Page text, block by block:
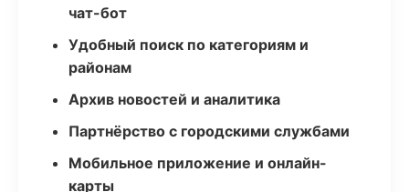
чат-бот
Удобный поиск по категориям и
районам
Архив новостей и аналитика
Партнёрство с городскими службами
Мобильное приложение и онлайн-
карты